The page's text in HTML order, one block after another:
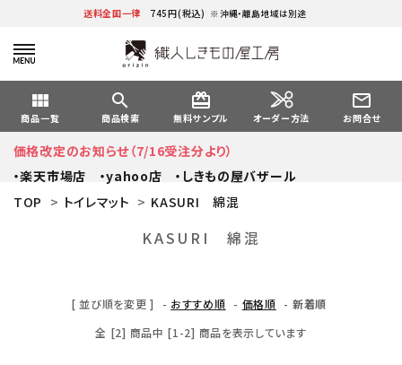
送料全国一律 745円(税込) ※沖縄・離島地域は別途
view_module
商品一覧
search
商品検索
card_giftcard
無料サンプル オーダー方法
mail_outline
お問合せ
価格改定のお知らせ（7/16受注分より）
・楽天市場店
・yahoo店
・しきもの屋バザール
TOP > トイレマット > KASURI 綿混
KASURI 綿混
[ 並び順を変更 ] - おすすめ順 - 価格順 - 新着順
全 [2] 商品中 [1-2] 商品を表示しています